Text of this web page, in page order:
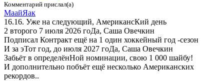
Комментарий прислал(а)
МаайЯак
16.16. Уже на следующий, АмерикансКий день
2 второго 7 июля 2026 гоДа, Саша Овечкин
Подписал Контракт ещё на 1 один хоккейный год -сезон
И за эТот год, до июля 2027 гоДа, Саша Овечкин
Забьёт в определёнНой номинации, свою 1 000 шайбу!
И дополнительно побъёт ещё несколько Американских
рекордов..